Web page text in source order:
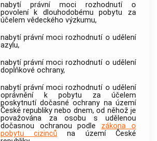
nabytí právní moci rozhodnutí o
povolení k dlouhodobému pobytu za
účelem vědeckého výzkumu,
nabytí právní moci rozhodnutí o udělení
azylu,
nabytí právní moci rozhodnutí o udělení
doplňkové ochrany,
nabytí právní moci rozhodnutí o udělení
oprávnění k pobytu za účelem
poskytnutí dočasné ochrany na území
České republiky nebo dnem, od něhož je
považována za osobu s udělenou
dočasnou ochranou podle zákona o
pobytu cizinců na území České